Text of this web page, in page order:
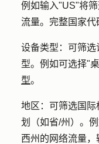
例如输入"US"将
流量。完整国家代
设备类型： 可筛选
型。例如可选择"
型。
地区： 可筛选国际
划（如省/州）。
西州的网络流量